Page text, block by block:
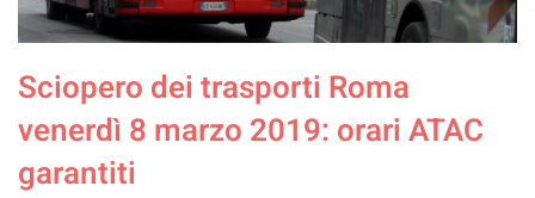
Sciopero dei trasporti Roma
venerdì 8 marzo 2019: orari ATAC
garantiti